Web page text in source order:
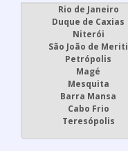
Rio de Janeiro
Duque de Caxias
Niterói
São João de Meriti
Petrópolis
Magé
Mesquita
Barra Mansa
Cabo Frio
Teresópolis